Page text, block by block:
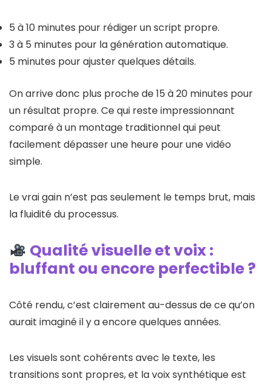
5 à 10 minutes pour rédiger un script propre.
3 à 5 minutes pour la génération automatique.
5 minutes pour ajuster quelques détails.
On arrive donc plus proche de 15 à 20 minutes pour
un résultat propre. Ce qui reste impressionnant
comparé à un montage traditionnel qui peut
facilement dépasser une heure pour une vidéo
simple.
Le vrai gain n’est pas seulement le temps brut, mais
la fluidité du processus.
Qualité visuelle et voix :
bluffant ou encore perfectible ?
Côté rendu, c’est clairement au-dessus de ce qu’on
aurait imaginé il y a encore quelques années.
Les visuels sont cohérents avec le texte, les
transitions sont propres, et la voix synthétique est